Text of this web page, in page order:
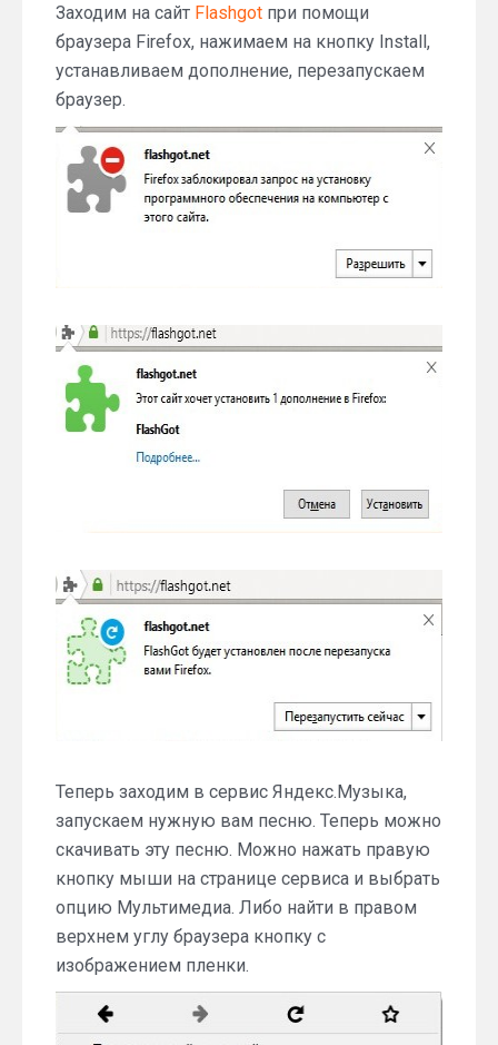
Заходим на сайт Flashgot при помощи
браузера Firefox, нажимаем на кнопку Install,
устанавливаем дополнение, перезапускаем
браузер.
Теперь заходим в сервис Яндекс.Музыка,
запускаем нужную вам песню. Теперь можно
скачивать эту песню. Можно нажать правую
кнопку мыши на странице сервиса и выбрать
опцию Мультимедиа. Либо найти в правом
верхнем углу браузера кнопку с
изображением пленки.